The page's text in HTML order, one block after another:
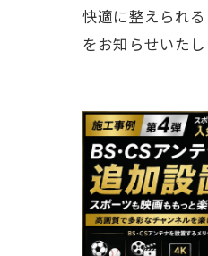
快適に整えられ
をお知らせいたし